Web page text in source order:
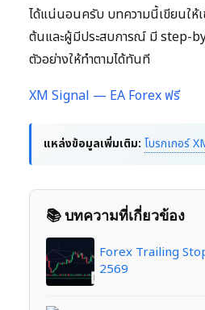
ได้แน่นอนครับ บทความนี้เขียนให้เ
ต้นและผู้มีประสบการณ์ มี step-
ตัวอย่างให้ทำตามได้ทันที
XM Signal — EA Forex ฟรี
แหล่งข้อมูลเพิ่มเติม: โบรกเกอร์
📚 บทความที่เกี่ยวข้อง
Forex Trailing Stop
2569